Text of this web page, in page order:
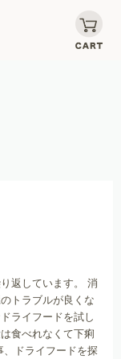
返しています。 消
トラブルが良くな
ライフードを試し
食べれなくて下痢
ドライフードを探